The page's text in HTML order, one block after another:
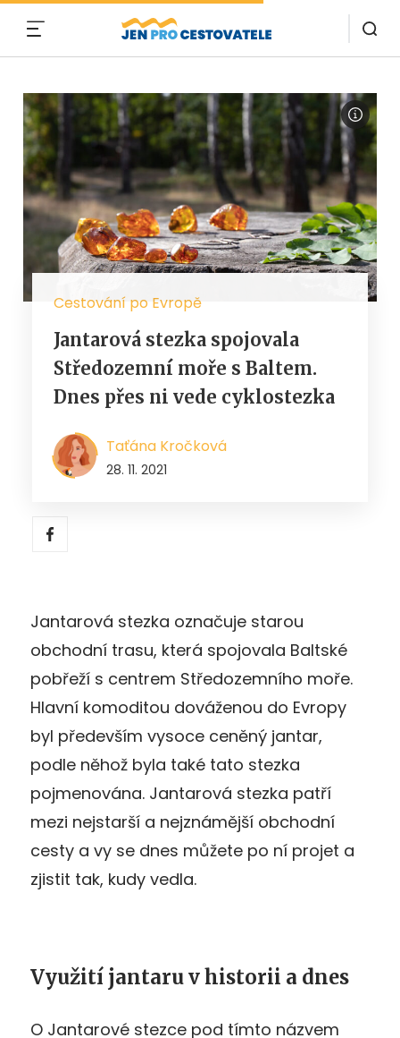
Cestování po Evropě
Jantarová stezka spojovala
Středozemní moře s Baltem.
Dnes přes ni vede cyklostezka
Taťána Kročková
28. 11. 2021
Jantarová stezka označuje starou
obchodní trasu, která spojovala Baltské
pobřeží s centrem Středozemního moře.
Hlavní komoditou dováženou do Evropy
byl především vysoce ceněný jantar,
podle něhož byla také tato stezka
pojmenována. Jantarová stezka patří
mezi nejstarší a nejznámější obchodní
cesty a vy se dnes můžete po ní projet a
zjistit tak, kudy vedla.
Využití jantaru v historii a dnes
O Jantarové stezce pod tímto názvem